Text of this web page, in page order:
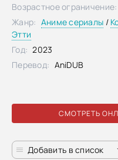
СМОТРЕТЬ
Добавить в список
Возрастное ограничение:
Жанр: Аниме сериалы /
Этти
Год: 2023
Перевод: AniDUB